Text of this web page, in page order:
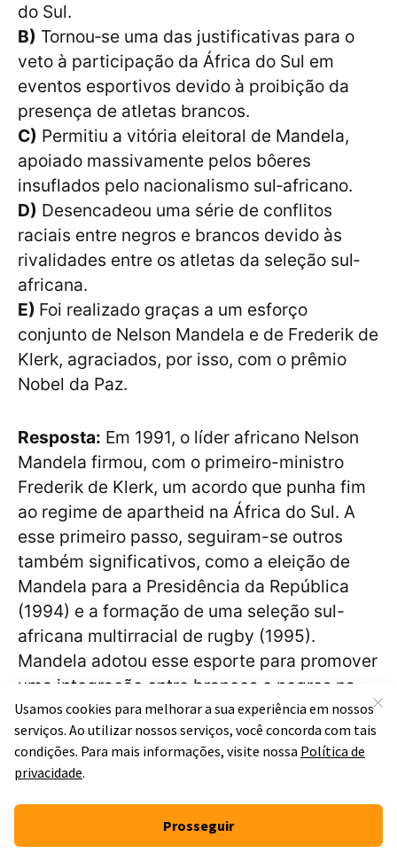
do Sul.
B) Tornou‐se uma das justificativas para o
veto à participação da África do Sul em
eventos esportivos devido à proibição da
presença de atletas brancos.
C) Permitiu a vitória eleitoral de Mandela,
apoiado massivamente pelos bôeres
insuflados pelo nacionalismo sul‐africano.
D) Desencadeou uma série de conflitos
raciais entre negros e brancos devido às
rivalidades entre os atletas da seleção sul‐
africana.
E) Foi realizado graças a um esforço
conjunto de Nelson Mandela e de Frederik de
Klerk, agraciados, por isso, com o prêmio
Nobel da Paz.
Resposta: Em 1991, o líder africano Nelson
Mandela firmou, com o primeiro-ministro
Frederik de Klerk, um acordo que punha fim
ao regime de apartheid na África do Sul. A
esse primeiro passo, seguiram-se outros
também significativos, como a eleição de
Mandela para a Presidência da República
(1994) e a formação de uma seleção sul-
africana multirracial de rugby (1995).
Mandela adotou esse esporte para promover
uma integração entre brancos e negros na
África do Sul, e atingiu seus objetivos
ajudado pela vitória da seleção nacional de
rugby citada na questão.